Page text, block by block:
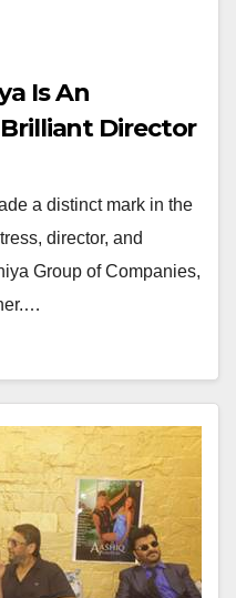
Is An
Director
Bengal Film
a distinct mark in the
director, and
Group of Companies,